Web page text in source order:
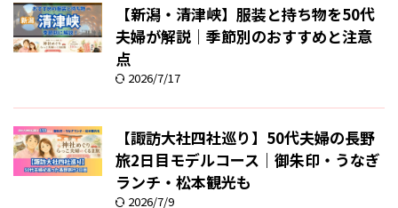
【新潟・清津峡】服装と持ち物を50代
夫婦が解説｜季節別のおすすめと注意
点
2026/7/17
【諏訪大社四社巡り】50代夫婦の長野
旅2日目モデルコース｜御朱印・うなぎ
ランチ・松本観光も
2026/7/9